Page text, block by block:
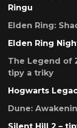
Ringu
Elden Ring:
Elden Ring
The Legend of
tipy a triky
Hogwarts
Dune: